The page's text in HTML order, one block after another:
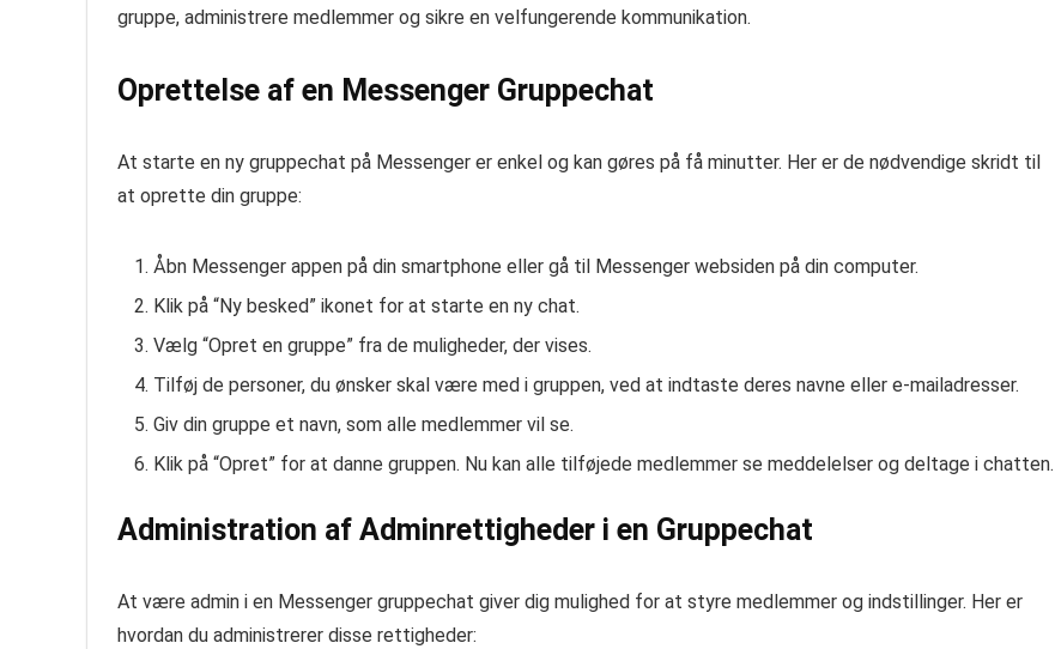
gruppe, administrere medlemmer og sikre en velfungerende kommunikation.
Oprettelse af en Messenger Gruppechat
At starte en ny gruppechat på Messenger er enkel og kan gøres på få minutter. Her er de nødvendige skridt til
at oprette din gruppe:
Åbn Messenger appen på din smartphone eller gå til Messenger websiden på din computer.
Klik på “Ny besked” ikonet for at starte en ny chat.
Vælg “Opret en gruppe” fra de muligheder, der vises.
Tilføj de personer, du ønsker skal være med i gruppen, ved at indtaste deres navne eller e-mailadresser.
Giv din gruppe et navn, som alle medlemmer vil se.
Klik på “Opret” for at danne gruppen. Nu kan alle tilføjede medlemmer se meddelelser og deltage i chatten.
Administration af Adminrettigheder i en Gruppechat
At være admin i en Messenger gruppechat giver dig mulighed for at styre medlemmer og indstillinger. Her er
hvordan du administrerer disse rettigheder: